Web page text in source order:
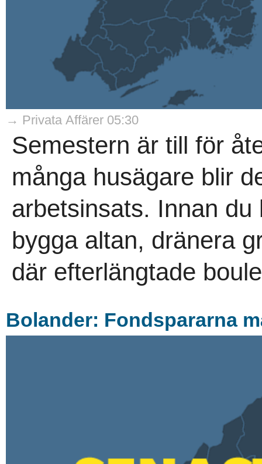
→ Privata Affärer 05:30
Semestern är till för
många husägare blir
arbetsinsats. Innan
bygga altan, dränera
där efterlängtade
Bolander: Fondspararna